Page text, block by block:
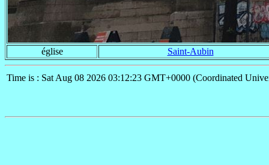
église Saint-Aubin
Time is : Sat Aug 08 2026 03:12:23 GMT+0000 (Coordinated